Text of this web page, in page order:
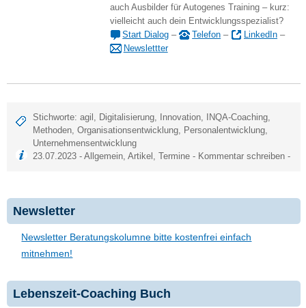
auch Ausbilder für Autogenes Training – kurz:
vielleicht auch dein Entwicklungsspezialist?
Start Dialog – Telefon – LinkedIn –
Newslettter
Stichworte:agil , Digitalisierung, Innovation, INQA-Coaching,
Methoden,Organisationsentwicklung, Personalentwicklung,
Unternehmensentwicklung
23.07.2023 -Allgemein,Artikel ,Termine - Kommentar schreiben -
Newsletter
Newsletter Beratungskolumne bitte kostenfrei einfach
mitnehmen!
Lebenszeit-Coaching Buch